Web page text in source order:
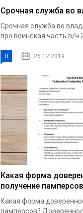
Срочная служба во
Срочная служба во
про воинская часть в/ч
0 26.12.2019
Какая форма
получение
Какая форма
памперсов?